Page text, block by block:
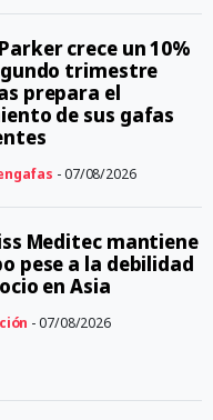
crece un 10%
trimestre
prepara el
de sus gafas
- 07/08/2026
Meditec mantiene
pese a la debilidad
en Asia
- 07/08/2026